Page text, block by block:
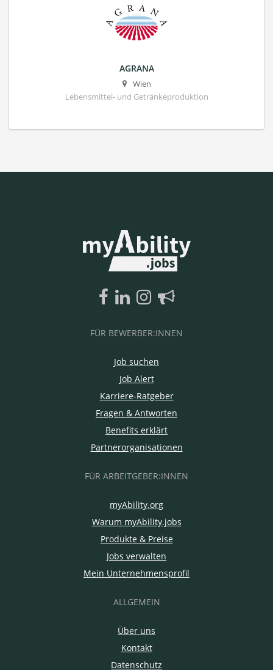
AGRANA
Wien
Lebensmittel- und Getränkeproduktion
FÜR BEWERBER:INNEN
Job suchen
Job Alert
Karriere-Ratgeber
Fragen & Antworten
Benefits erklärt
Partnerorganisationen
FÜR ARBEITGEBER:INNEN
myAbility.org
Warum myAbility.jobs
Produkte & Preise
Jobs verwalten
Mein Unternehmensprofil
ALLGEMEIN
Über uns
Kontakt
Datenschutz